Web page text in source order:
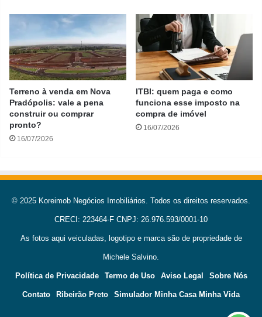
Terreno à venda em Nova
Pradópolis: vale a pena
construir ou comprar
pronto?
16/07/2026
ITBI: quem paga e como
funciona esse imposto na
compra de imóvel
16/07/2026
© 2025 Koreimob Negócios Imobiliários. Todos os direitos reservados.
CRECI: 223464-F CNPJ: 26.976.593/0001-10
As fotos aqui veiculadas, logotipo e marca são de propriedade de
Michele Salvino.
Política de Privacidade Termo de Uso Aviso Legal Sobre Nós
Contato Ribeirão Preto Simulador Minha Casa Minha Vida